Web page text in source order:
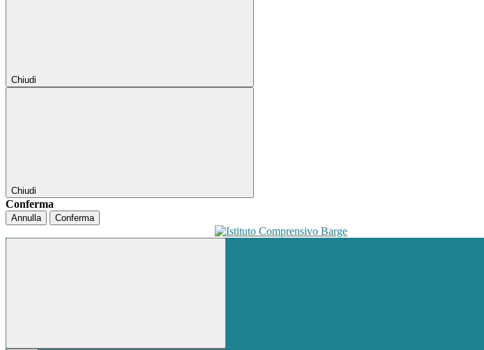
Chiudi
Chiudi
Conferma
Annulla Conferma